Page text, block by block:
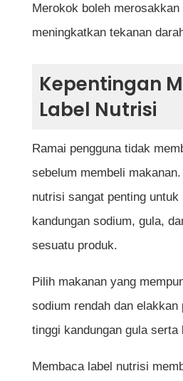
Merokok boleh
meningkatkan tekanan
Kepentingan
Label Nutrisi
Ramai pengguna tidak
sebelum membeli
nutrisi sangat penting untuk
kandungan sodium, gula,
sesuatu produk.
Pilih makanan yang
sodium rendah dan
tinggi kandungan gula serta
Membaca label nutrisi